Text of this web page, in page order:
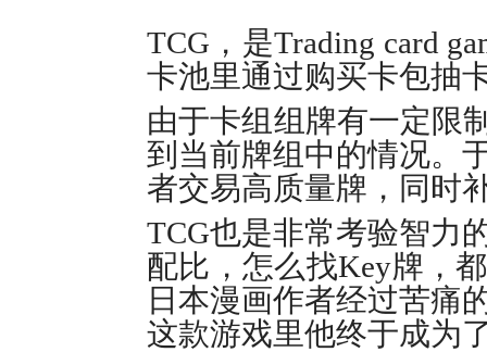
TCG，是Trading card
卡池里通过购买卡包抽
由于卡组组牌有一定限
到当前牌组中的情况。
者交易高质量牌，同时
TCG也是非常考验智力
配比，怎么找Key牌，
日本漫画作者经过苦痛
这款游戏里他终于成为